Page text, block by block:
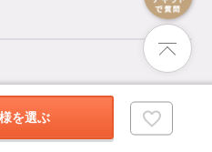
を選ぶ
ートのポイントをご紹介してい